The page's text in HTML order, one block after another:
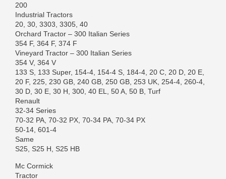
200
Industrial Tractors
20, 30, 3303, 3305, 40
Orchard Tractor – 300 Italian Series
354 F, 364 F, 374 F
Vineyard Tractor – 300 Italian Series
354 V, 364 V
133 S, 133 Super, 154-4, 154-4 S, 184-4, 20 C, 20 D, 20 E,
20 F, 225, 230 GB, 240 GB, 250 GB, 253 UK, 254-4, 260-4,
30 D, 30 E, 30 H, 300, 40 EL, 50 A, 50 B, Turf
Renault
32-34 Series
70-32 PA, 70-32 PX, 70-34 PA, 70-34 PX
50-14, 601-4
Same
S25, S25 H, S25 HB
Mc Cormick
Tractor